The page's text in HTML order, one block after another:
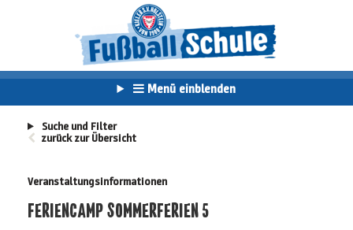
Menü einblenden
Suche und Filter
zurück zur Übersicht
Veranstaltungsinformationen
FERIENCAMP SOMMERFERIEN 5